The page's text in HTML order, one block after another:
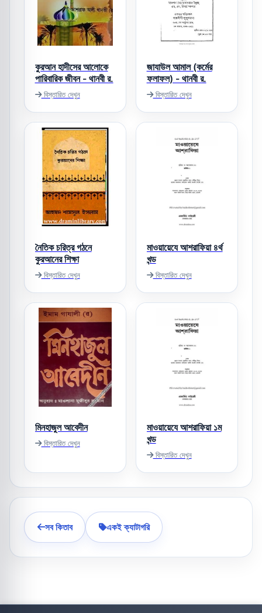
কুরআন হাদীসের আলোকে
পারিবারিক জীবন - থানবী র.
বিস্তারিত দেখুন
জাযাউল আমাল (কর্মের
ফলাফল) - থানবী র.
বিস্তারিত দেখুন
নৈতিক চরিত্র গঠনে
কুরআনের শিক্ষা
বিস্তারিত দেখুন
মাওয়ায়েযে আশরাফিয়া ৪র্থ
খন্ড
বিস্তারিত দেখুন
মিনহাজুল আবেদীন
বিস্তারিত দেখুন
মাওয়ায়েযে আশরাফিয়া ১ম
খন্ড
বিস্তারিত দেখুন
সব কিতাব একই ক্যাটাগরি